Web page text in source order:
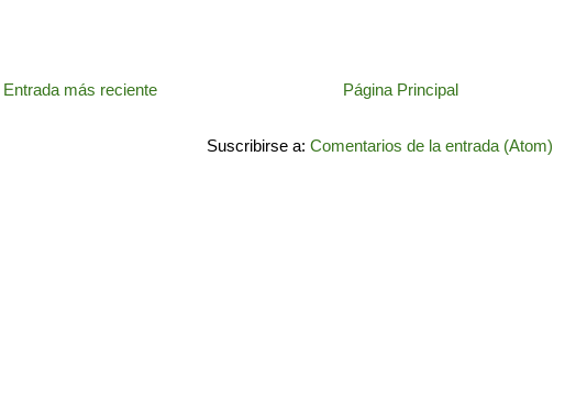
Entrada más reciente Página Principal
Suscribirse a: Comentarios de la entrada (Atom)